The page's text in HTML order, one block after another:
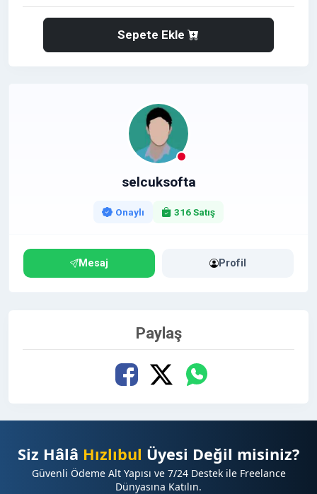
Sepete Ekle
selcuksofta
Onaylı 316 Satış
Mesaj Profil
Paylaş
Siz Hâlâ Hızlıbul Üyesi Değil misiniz?
Güvenli Ödeme Alt Yapısı ve 7/24 Destek ile Freelance
Dünyasına Katılın.